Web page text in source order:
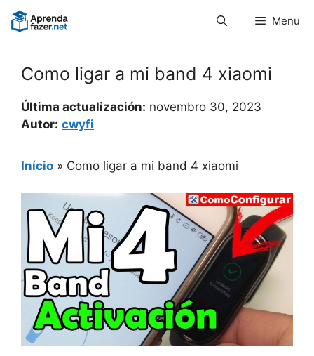
Pular
para
Menu
Como ligar a mi band 4 xiaomi
Última actualización: novembro 30, 2023
Autor: cwyfi
Início » Como ligar a mi band 4 xiaomi